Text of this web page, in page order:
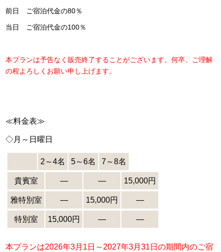
前日 ご宿泊代金の80％
当日 ご宿泊代金の100％
本プランは予告なく販売終了することがございます。何卒、ご理解
の程よろしくお願い申し上げます。
≪料金表≫
◇月～日曜日
2～4名 5～6名 7～8名
貴賓室 ― ― 15,000円
雅特別室 ― 15,000円 ―
特別室 15,000円 ― ―
本プランは2026年3月1日～2027年3月31日の期間内のご宿